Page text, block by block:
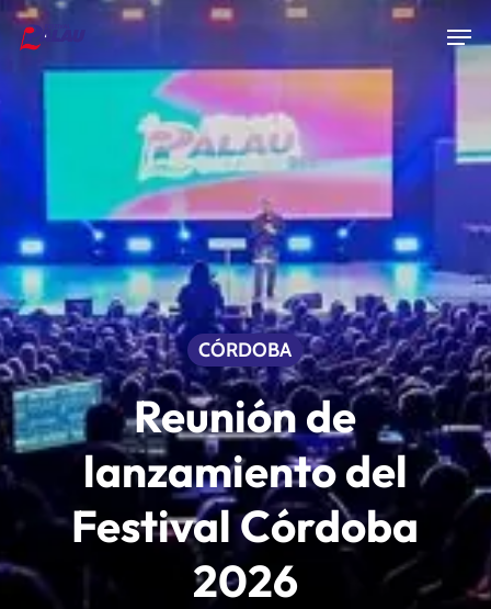
Skip
content
CÓRDOBA
Reunión de
lanzamiento del
Festival Córdoba
2026
Close